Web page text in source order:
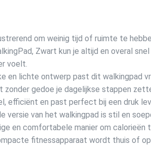
om weinig tijd of ruimte te
Zwart kun je altijd en overal
voelt.
en lichte ontwerp past dit walkingpad
gedoe je dagelijkse stappen
efficiënt en past perfect bij een druk
versie van het walkingpad is stil en
en comfortabele manier om calorieën
fitnessapparaat wordt thuis of